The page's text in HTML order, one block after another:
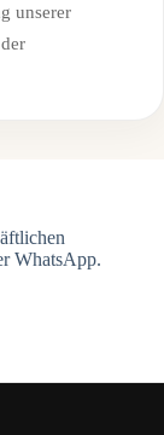
unserer
WhatsApp.